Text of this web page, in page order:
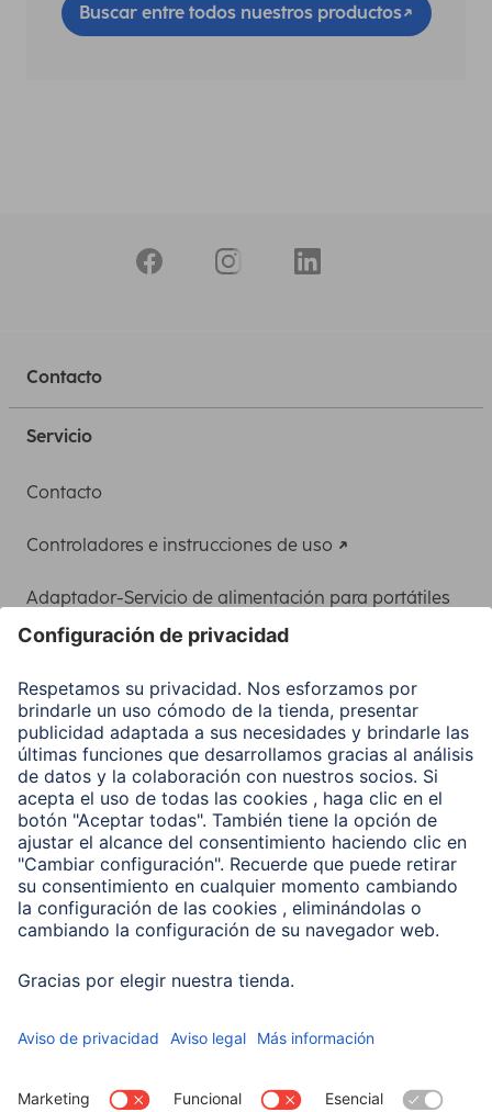
Buscar entre todos nuestros productos
Contacto
Servicio
Contacto
Controladores e instrucciones de uso
Adaptador-Servicio de alimentación para portátiles
Clientes online
Conviértete en distribuidor
Compañía
Historia de la empresa
Hama en todo el Mundo
Sostenibilidad
Business-Portal